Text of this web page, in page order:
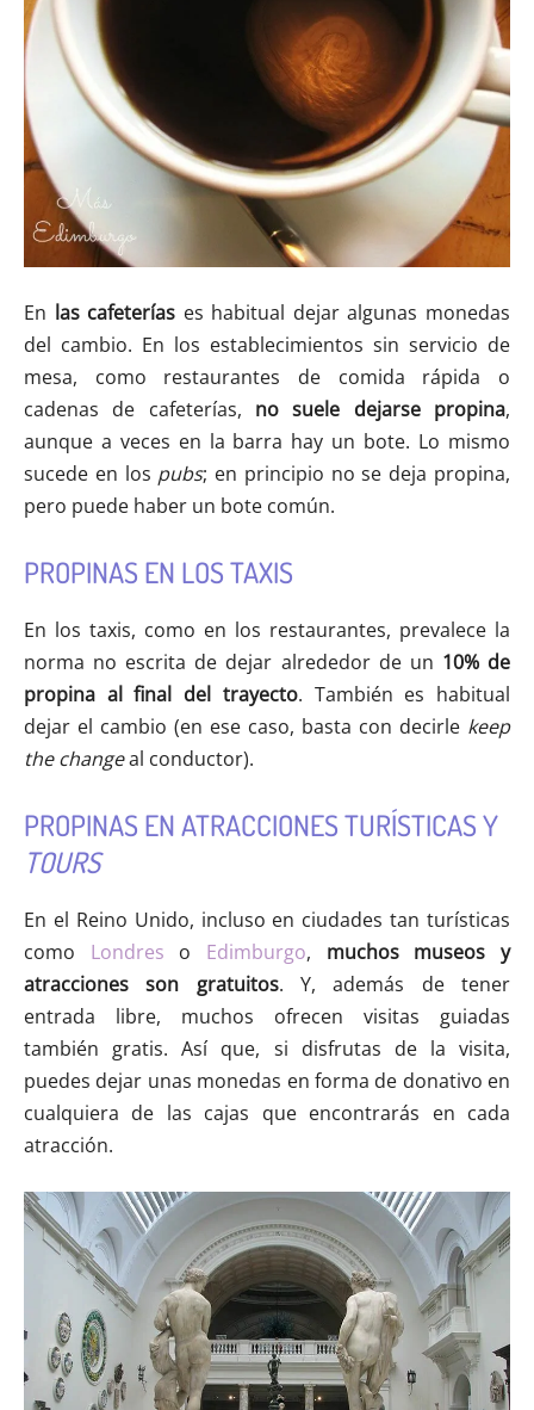
En las cafeterías es habitual dejar algunas monedas
del cambio. En los establecimientos sin servicio de
mesa, como restaurantes de comida rápida o
cadenas de cafeterías, no suele dejarse propina,
aunque a veces en la barra hay un bote. Lo mismo
sucede en los pubs; en principio no se deja propina,
pero puede haber un bote común.
PROPINAS EN LOS TAXIS
En los taxis, como en los restaurantes, prevalece la
norma no escrita de dejar alrededor de un 10% de
propina al final del trayecto. También es habitual
dejar el cambio (en ese caso, basta con decirle keep
the changeal conductor).
PROPINAS EN ATRACCIONES TURÍSTICAS Y
TOURS
En el Reino Unido, incluso en ciudades tan turísticas
como Londres o Edimburgo, muchos museos y
atracciones son gratuitos. Y, además de tener
entrada libre, muchos ofrecen visitas guiadas
también gratis. Así que, si disfrutas de la visita,
puedes dejar unas monedas en forma de donativo en
cualquiera de las cajas que encontrarás en cada
atracción.